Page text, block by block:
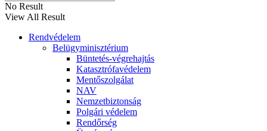
No Result
View All Result
Rendvédelem
Belügyminisztérium
Büntetés-végrehajtás
Katasztrófavédelem
Mentőszolgálat
NAV
Nemzetbiztonság
Polgári védelem
Rendőrség